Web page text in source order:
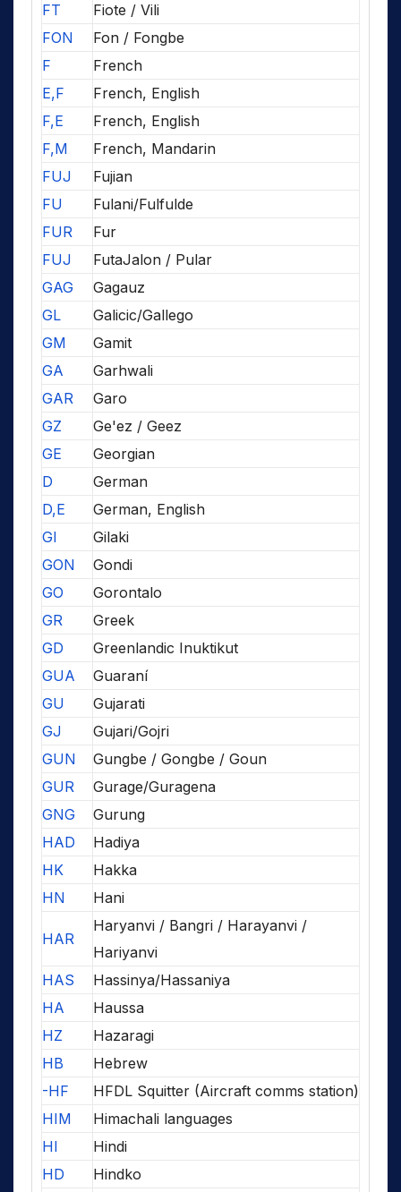
FT
Fiote / Vili
FON
Fon / Fongbe
F
French
E,F
French, English
F,E
French, English
F,M
French, Mandarin
FUJ
Fujian
FU
Fulani/Fulfulde
FUR
Fur
FUJ
FutaJalon / Pular
GAG
Gagauz
GL
Galicic/Gallego
GM
Gamit
GA
Garhwali
GAR
Garo
GZ
Ge'ez / Geez
GE
Georgian
D
German
D,E
German, English
GI
Gilaki
GON
Gondi
GO
Gorontalo
GR
Greek
GD
Greenlandic Inuktikut
GUA
Guaraní
GU
Gujarati
GJ
Gujari/Gojri
GUN
Gungbe / Gongbe / Goun
GUR
Gurage/Guragena
GNG
Gurung
HAD
Hadiya
HK
Hakka
HN
Hani
HAR
Haryanvi / Bangri / Harayanvi /
Hariyanvi
HAS
Hassinya/Hassaniya
HA
Haussa
HZ
Hazaragi
HB
Hebrew
-HF
HFDL Squitter (Aircraft comms station)
HIM
Himachali languages
HI
Hindi
HD
Hindko